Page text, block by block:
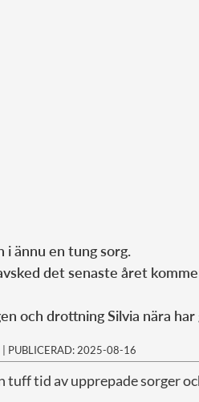
i ännu en tung sorg.
det senaste året
och drottning Silvia nära
| PUBLICERAD: 2025-08-16
tuff tid av upprepade sorger